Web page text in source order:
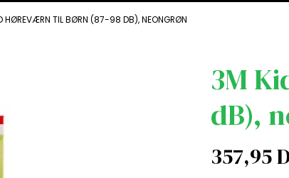
HØREVÆRN TIL BØRN (87-98 DB), NEONGRØN
3M
dB),
357,95